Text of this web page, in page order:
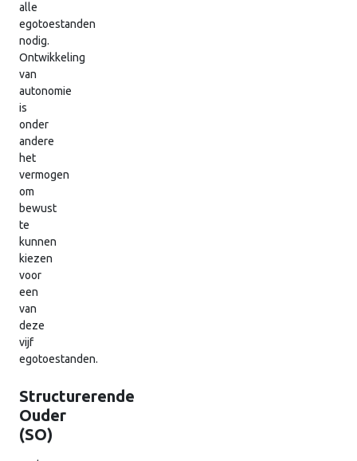
alle
egotoestanden
nodig.
Ontwikkeling
van
autonomie
is
onder
andere
het
vermogen
om
bewust
te
kunnen
kiezen
voor
een
van
deze
vijf
egotoestanden.
Structurerende
Ouder
(SO)